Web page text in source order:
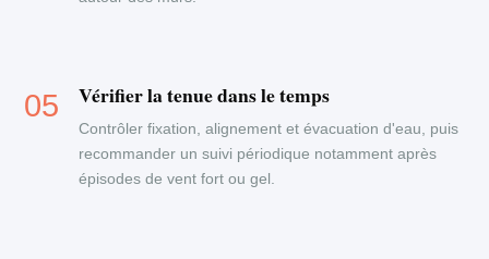
Vérifier la tenue dans le temps
Contrôler fixation, alignement et évacuation d'eau, puis
recommander un suivi périodique notamment après
épisodes de vent fort ou gel.